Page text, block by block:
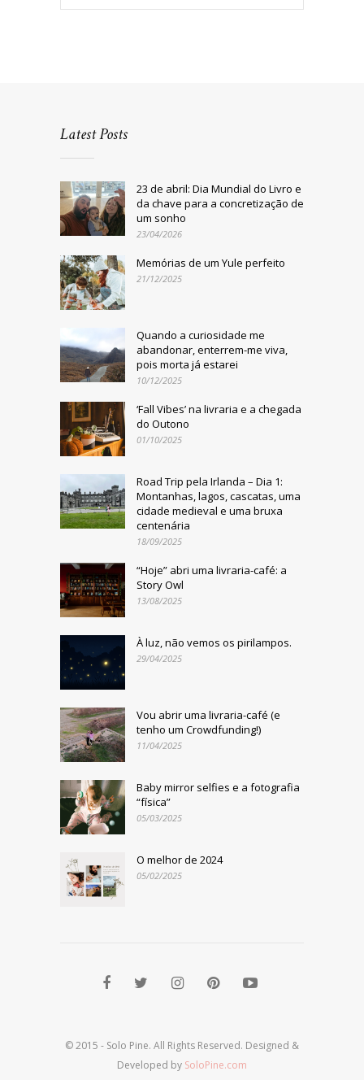
Latest Posts
23 de abril: Dia Mundial do Livro e
da chave para a concretização de
um sonho
23/04/2026
Memórias de um Yule perfeito
21/12/2025
Quando a curiosidade me
abandonar, enterrem-me viva,
pois morta já estarei
10/12/2025
‘Fall Vibes’ na livraria e a chegada
do Outono
01/10/2025
Road Trip pela Irlanda – Dia 1:
Montanhas, lagos, cascatas, uma
cidade medieval e uma bruxa
centenária
18/09/2025
“Hoje” abri uma livraria-café: a
Story Owl
13/08/2025
À luz, não vemos os pirilampos.
29/04/2025
Vou abrir uma livraria-café (e
tenho um Crowdfunding!)
11/04/2025
Baby mirror selfies e a fotografia
“física”
05/03/2025
O melhor de 2024
05/02/2025
© 2015 - Solo Pine. All Rights Reserved. Designed &
Developed by SoloPine.com